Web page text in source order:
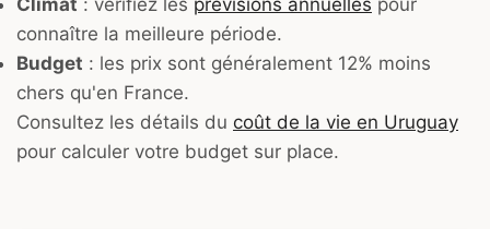
connaître la meilleure période.
Budget : les prix sont généralement 12% moins
chers qu'en France.
Consultez les détails du coût de la vie en Uruguay
pour calculer votre budget sur place.